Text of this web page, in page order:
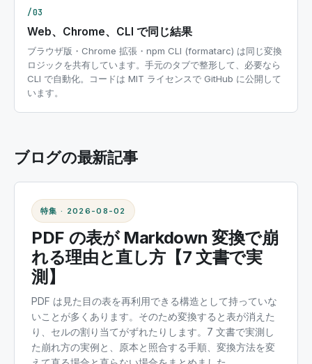
/03
Web、Chrome、CLI で同じ結果
ブラウザ版・Chrome 拡張・npm CLI (formatarc) は同じ変換
ロジックを共有しています。手元のタブで整形して、必要なら
CLI で自動化。コードは MIT ライセンスで GitHub に公開して
います。
ブログの最新記事
特集 · 2026-08-02
PDF の表が Markdown 変換で崩
れる理由と直し方【7 文書で実
測】
PDF は見た目の表を再利用できる構造として持っていな
いことが多くあります。そのため変換すると表が消えた
り、セルの割り当てがずれたりします。7 文書で実測し
た崩れ方の実例と、原本と照合する手順、変換方法を変